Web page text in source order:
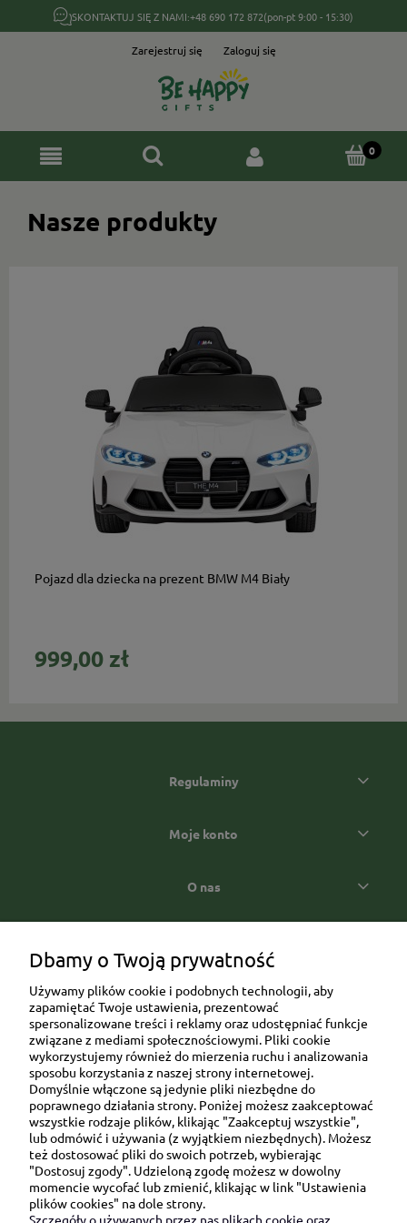
SKONTAKTUJ SIĘ Z NAMI:+48 690 172 872(pon-pt 9:00 - 15:30)
Zarejestruj się Zaloguj się
Nasze produkty
Pojazd dla dziecka na prezent BMW M4 Biały
999,00 zł
do koszyka
Regulaminy
Moje konto
O nas
Ul. Brukowa 6/8 lok. 57/58
91-341 Łódź
NIP: 6751510615
SKONTAKTUJ SIĘ Z NAMI:
Dbamy o Twoją prywatność
Używamy plików cookie i podobnych technologii, aby
zapamiętać Twoje ustawienia, prezentować
spersonalizowane treści i reklamy oraz udostępniać funkcje
związane z mediami społecznościowymi. Pliki cookie
wykorzystujemy również do mierzenia ruchu i analizowania
sposobu korzystania z naszej strony internetowej.
Domyślnie włączone są jedynie pliki niezbędne do
poprawnego działania strony. Poniżej możesz zaakceptować
wszystkie rodzaje plików, klikając "Zaakceptuj wszystkie",
lub odmówić i używania (z wyjątkiem niezbędnych). Możesz
też dostosować pliki do swoich potrzeb, wybierając
"Dostosuj zgody". Udzieloną zgodę możesz w dowolny
momencie wycofać lub zmienić, klikając w link "Ustawienia
plików cookies" na dole strony.
Szczegóły o używanych przez nas plikach cookie oraz